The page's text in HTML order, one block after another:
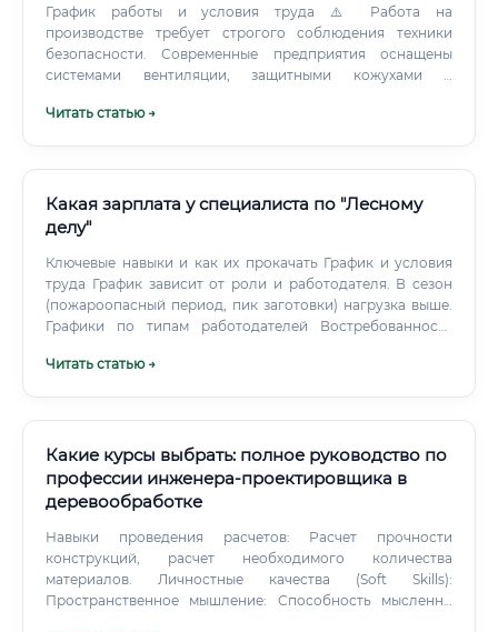
График работы и условия труда ⚠️ Работа на
производстве требует строгого соблюдения техники
безопасности. Современные предприятия оснащены
системами вентиляции, защитными кожухами и
Читать статью →
Какая зарплата у специалиста по "Лесному
делу"
Ключевые навыки и как их прокачать График и условия
труда График зависит от роли и работодателя. В сезон
(пожароопасный период, пик заготовки) нагрузка выше.
Графики по типам работодателей Востребованность
Спрос на специалистов стабильно высокий из-за:
Читать статью →
Какие курсы выбрать: полное руководство по
профессии инженера-проектировщика в
деревообработке
Навыки проведения расчетов: Расчет прочности
конструкций, расчет необходимого количества
материалов. Личностные качества (Soft Skills):
Пространственное мышление: Способность мысленно